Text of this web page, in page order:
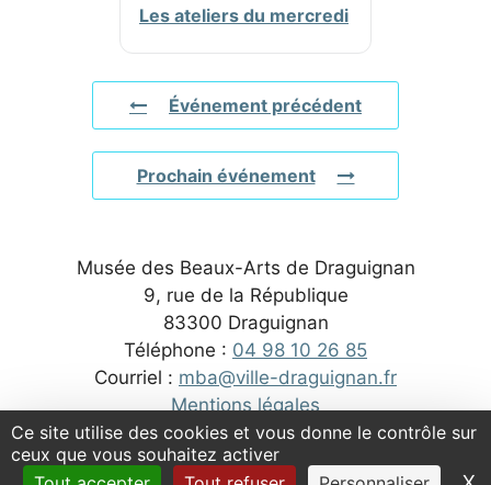
Les ateliers du mercredi
Événement précédent
Prochain événement
Musée des Beaux-Arts de Draguignan
9, rue de la République
83300 Draguignan
Téléphone : 04 98 10 26 85
Courriel : mba@ville-draguignan.fr
Mentions légales
Ce site utilise des cookies et vous donne le contrôle sur
ceux que vous souhaitez activer